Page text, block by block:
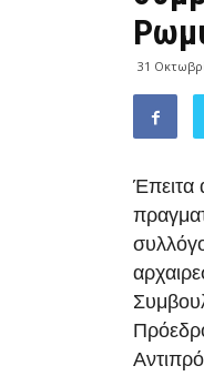
31
Έπειτα